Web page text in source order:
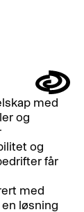
Symbol
med
og
og
får
med
løsning